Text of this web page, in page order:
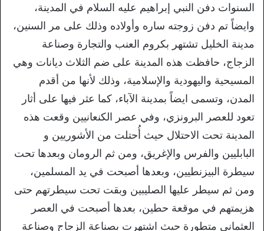
السنوات دفن النبي إبراهيم عليه السلام في المدينة،
وايضاً تم دفن زوجته ساره وأولاده وذلك على مر السنين،
مدينة الخليل تشتهر بكروم العنب والتجارة وصناعة
الزجاج، حافظت هذه المدينة على ضم الثلاث ديانات وهي
المسيحية واليهودية والإسلامية، وذلك لأنها من أقدم
المدن، وتسمى ايضاً بمدينة الآباء، كما عثر فيها على أثار
تعود للعصر البرونزي، وفي عصر الكنعانيين وقعت هذه
المدينة تحت الاحتلال حيث أُحتلت من الأشوريين و
البابليين والفرس والإغريق، ومن ثم الرومان وبعدها تحت
سيطرة البيزنطيين، وبعدها أصبحت في يد المسلمين،
ومن ثم سيطر عليها الصليبين وبقت تحت سيطرتهم حتى
هزيمتهم في موقعة حطين، بعدها أصبحت في العصر
العثماني متطورة حيث اشتهرت بصناعة الزجاج وصناعة